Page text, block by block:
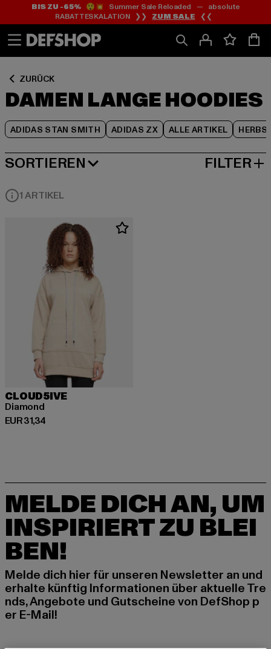
Zum
Inhalt
springen
Zum
Fußzeile
springen
BIS ZU -65%😲💥 Summer Sale Reloaded — absolute
RABATTESKALATION ❯❯ ZUM SALE ❮❮
ZURÜCK
DAMEN LANGE HOODIES
ADIDAS STAN SMITH ADIDAS ZX ALLE ARTIKEL
Zum
Produktraster
springen
SORTIEREN
BELIEBTESTE FILTER
1 ARTIKEL
CLOUD5IVE
Diamond
EUR 31,34
Derzeitiger Preis: EUR 31,34
MELDE DICH AN, UM
INSPIRIERT ZU BLEI
BEN!
Melde dich hier für unseren Newsletter an und
erhalte künftig Informationen über aktuelle Tre
nds, Angebote und Gutscheine von DefShop p
er E-Mail!